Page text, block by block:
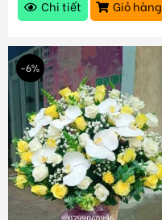
Chi tiết
Giỏ hàng
-6%